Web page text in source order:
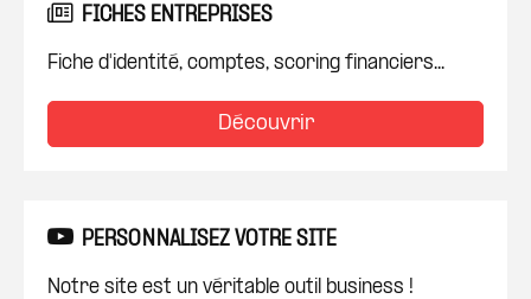
FICHES ENTREPRISES
Fiche d'identité, comptes, scoring financiers...
Découvrir
PERSONNALISEZ VOTRE SITE
Notre site est un véritable outil business !